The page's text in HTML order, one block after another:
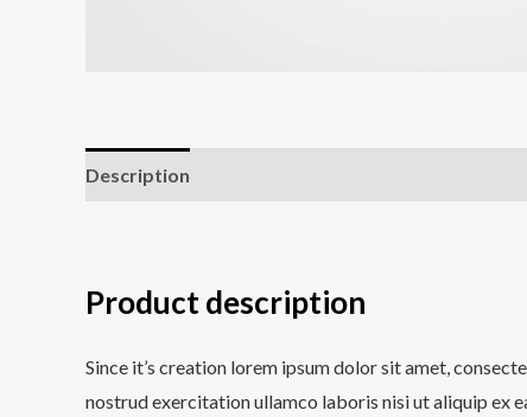
Description
Product description
Since it’s creation lorem ipsum dolor sit amet,
nostrud exercitation ullamco laboris nisi ut aliquip ex